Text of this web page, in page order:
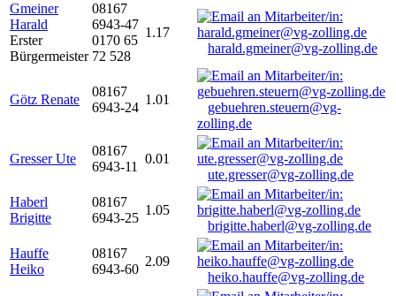
Gmeiner
Harald
Erster
Bürgermeister
08167
6943-47
0170 65
72 528
1.17
harald.gmeiner@vg-zolling.de
Götz Renate
08167
6943-24
1.01
gebuehren.steuern@vg-
zolling.de
Gresser Ute
08167
6943-11
0.01
ute.gresser@vg-zolling.de
Haberl
Brigitte
08167
6943-25
1.05
brigitte.haberl@vg-zolling.de
Hauffe
Heiko
08167
6943-60
2.09
heiko.hauffe@vg-zolling.de